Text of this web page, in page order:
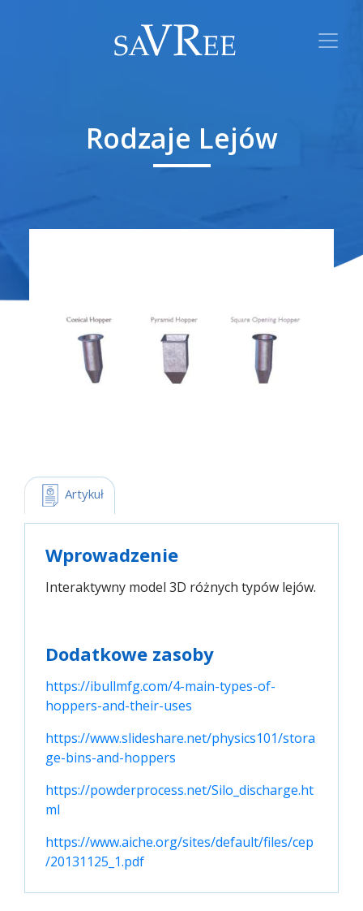
Rodzaje Lejów
Artykuł
Wprowadzenie
Interaktywny model 3D różnych typów lejów.
Dodatkowe zasoby
https://ibullmfg.com/4-main-types-of-
hoppers-and-their-uses
https://www.slideshare.net/physics101/stora
ge-bins-and-hoppers
https://powderprocess.net/Silo_discharge.ht
ml
https://www.aiche.org/sites/default/files/cep
/20131125_1.pdf